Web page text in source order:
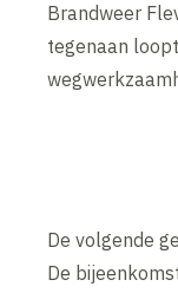
Brandweer
tegenaan
De volgende
De